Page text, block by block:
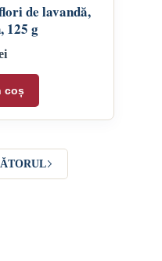
de lavandă,
125 g
coș